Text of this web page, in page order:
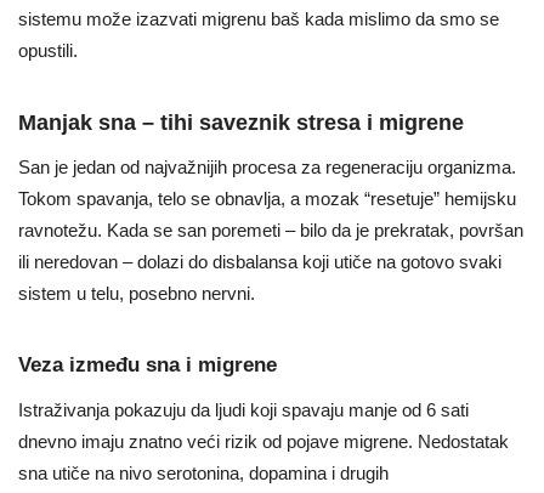
sistemu može izazvati migrenu baš kada mislimo da smo se
opustili.
Manjak sna – tihi saveznik stresa i migrene
San je jedan od najvažnijih procesa za regeneraciju organizma.
Tokom spavanja, telo se obnavlja, a mozak “resetuje” hemijsku
ravnotežu. Kada se san poremeti – bilo da je prekratak, površan
ili neredovan – dolazi do disbalansa koji utiče na gotovo svaki
sistem u telu, posebno nervni.
Veza između sna i migrene
Istraživanja pokazuju da ljudi koji spavaju manje od 6 sati
dnevno imaju znatno veći rizik od pojave migrene. Nedostatak
sna utiče na nivo serotonina, dopamina i drugih